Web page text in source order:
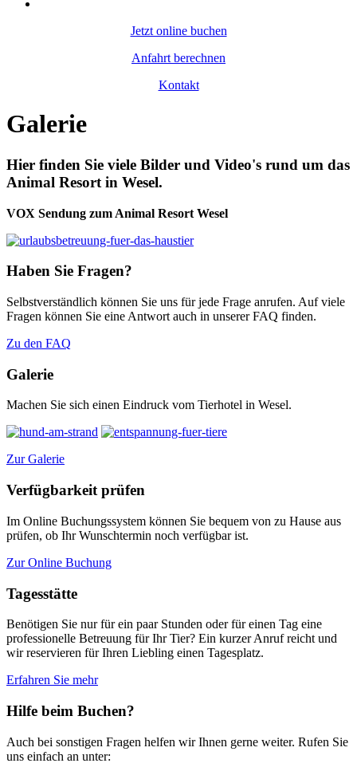
Jetzt online buchen
Anfahrt berechnen
Kontakt
Galerie
Hier finden Sie viele Bilder und Video's rund um das
Animal Resort in Wesel.
VOX Sendung zum Animal Resort Wesel
Haben Sie Fragen?
Selbstverständlich können Sie uns für jede Frage anrufen. Auf viele
Fragen können Sie eine Antwort auch in unserer FAQ finden.
Zu den FAQ
Galerie
Machen Sie sich einen Eindruck vom Tierhotel in Wesel.
Zur Galerie
Verfügbarkeit prüfen
Im Online Buchungssystem können Sie bequem von zu Hause aus
prüfen, ob Ihr Wunschtermin noch verfügbar ist.
Zur Online Buchung
Tagesstätte
Benötigen Sie nur für ein paar Stunden oder für einen Tag eine
professionelle Betreuung für Ihr Tier? Ein kurzer Anruf reicht und
wir reservieren für Ihren Liebling einen Tagesplatz.
Erfahren Sie mehr
Hilfe beim Buchen?
Auch bei sonstigen Fragen helfen wir Ihnen gerne weiter. Rufen Sie
uns einfach an unter: